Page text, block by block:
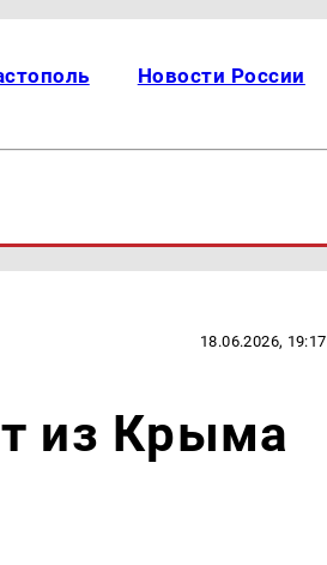
Новости России
18.06.2026, 19:17
из Крыма